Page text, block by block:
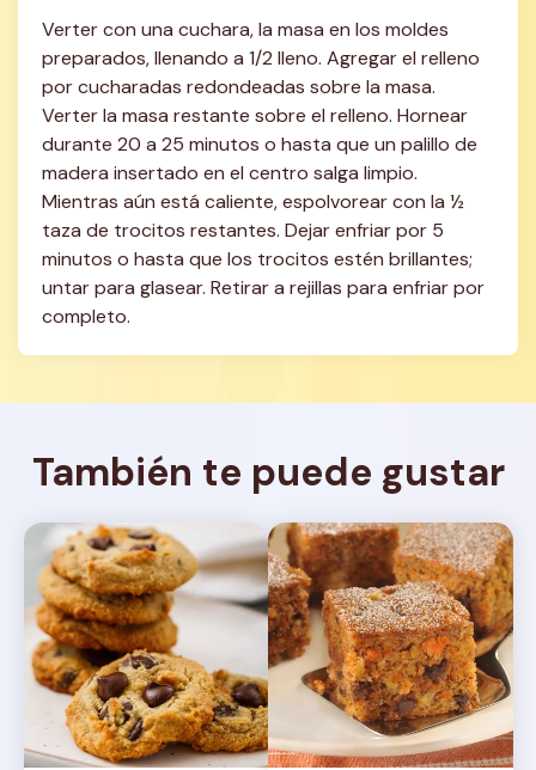
Verter con una cuchara, la masa en los moldes
preparados, llenando a 1/2 lleno. Agregar el relleno
por cucharadas redondeadas sobre la masa.
Verter la masa restante sobre el relleno. Hornear
durante 20 a 25 minutos o hasta que un palillo de
madera insertado en el centro salga limpio.
Mientras aún está caliente, espolvorear con la ½
taza de trocitos restantes. Dejar enfriar por 5
minutos o hasta que los trocitos estén brillantes;
untar para glasear. Retirar a rejillas para enfriar por
completo.
También te puede gustar